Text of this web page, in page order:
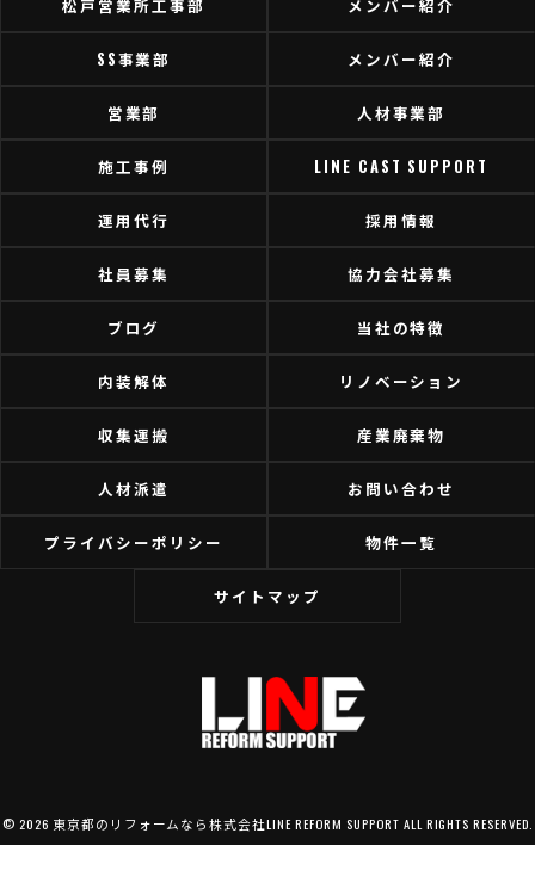
松戸営業所工事部 メンバー紹介
SS事業部 メンバー紹介
営業部 人材事業部
施工事例 LINE CAST SUPPORT
運用代行 採用情報
社員募集 協力会社募集
ブログ 当社の特徴
内装解体 リノベーション
収集運搬 産業廃棄物
人材派遣 お問い合わせ
プライバシーポリシー 物件一覧
サイトマップ
© 2026 東京都のリフォームなら株式会社LINE REFORM SUPPORT ALL RIGHTS RESERVED.